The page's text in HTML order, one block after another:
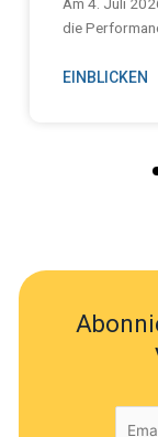
Am 4. Juli
die
EINBLICKEN